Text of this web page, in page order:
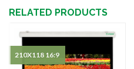
RELATED PRODUCTS
210X118 16:9